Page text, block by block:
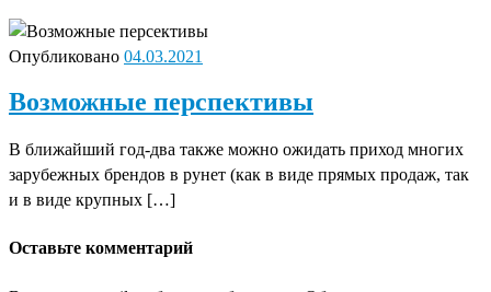
Опубликовано 04.03.2021
Возможные перспективы
В ближайший год-два также можно ожидать приход многих
зарубежных брендов в рунет (как в виде прямых продаж, так
и в виде крупных […]
Оставьте комментарий